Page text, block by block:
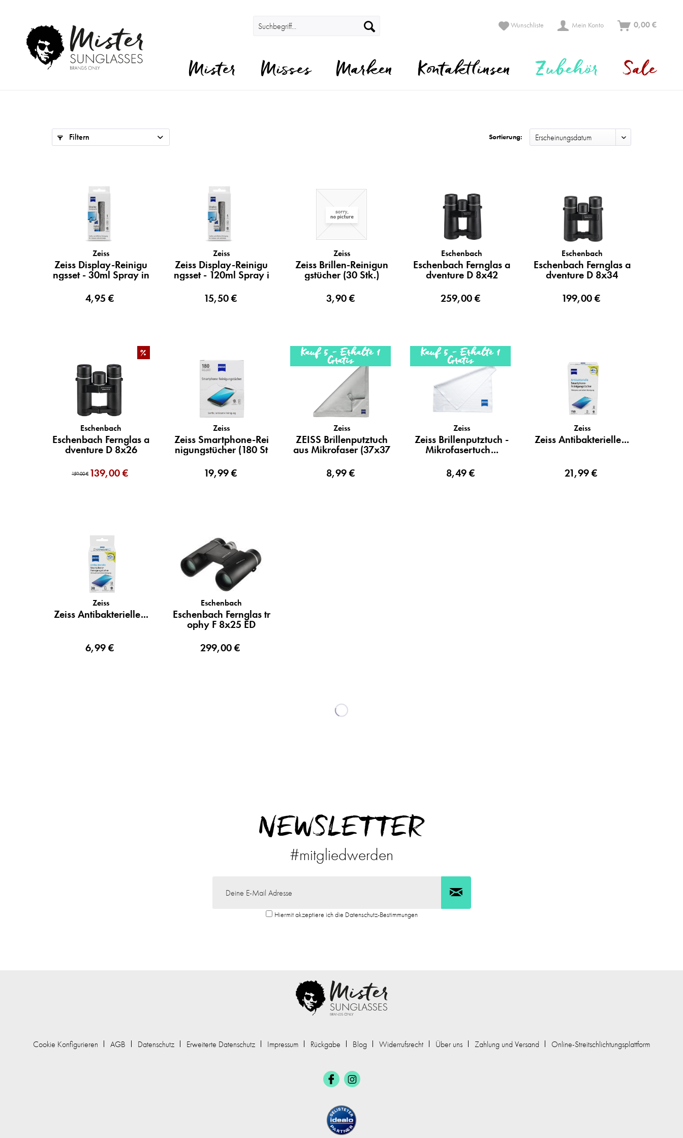
Wunschliste Mein Konto 0,00 €
Mister Misses Marken Kontaktlinsen Zubehör Sale
Filtern Sortierung:
Zeiss
Zeiss Display-Reinigu
ngsset - 30ml Spray in
4,95 €
Zeiss
Zeiss Display-Reinigu
ngsset - 120ml Spray i
15,50 €
Zeiss
Zeiss Brillen-Reinigun
gstücher (30 Stk.)
3,90 €
Eschenbach
Eschenbach Fernglas a
dventure D 8x42
259,00 €
Eschenbach
Eschenbach Fernglas a
dventure D 8x34
199,00 €
%
Eschenbach
Eschenbach Fernglas a
dventure D 8x26
159,00 € 139,00 €
Zeiss
Zeiss Smartphone-Rei
nigungstücher (180 St
19,99 €
Kauf 5 - Erhalte 1
Gratis
Zeiss
ZEISS Brillenputztuch
aus Mikrofaser (37x37
8,99 €
Kauf 5 - Erhalte 1
Gratis
Zeiss
Zeiss Brillenputztuch -
Mikrofasertuch...
8,49 €
Zeiss
Zeiss Antibakterielle...
21,99 €
Zeiss
Zeiss Antibakterielle...
6,99 €
Eschenbach
Eschenbach Fernglas tr
ophy F 8x25 ED
299,00 €
NEWSLETTER
#mitgliedwerden
Hiermit akzeptiere ich die Datenschutz-Bestimmungen
Cookie Konfigurieren AGB Datenschutz Erweiterte Datenschutz Impressum Rückgabe Blog Widerrufsrecht Über uns Zahlung und Versand Online-Streitschlichtungsplattform